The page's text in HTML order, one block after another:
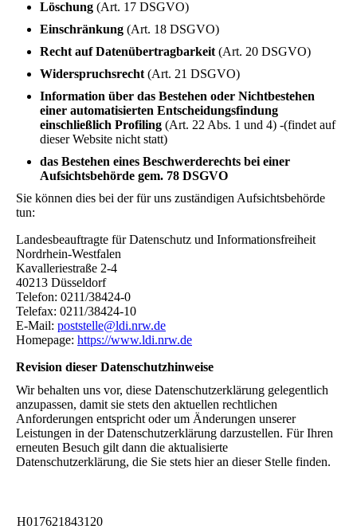
Löschung (Art. 17 DSGVO)
Einschränkung (Art. 18 DSGVO)
Recht auf Datenübertragbarkeit (Art. 20 DSGVO)
Widerspruchsrecht (Art. 21 DSGVO)
Information über das Bestehen oder Nichtbestehen
einer automatisierten Entscheidungsfindung
einschließlich Profiling (Art. 22 Abs. 1 und 4) -(findet auf
dieser Website nicht statt)
das Bestehen eines Beschwerderechts bei einer
Aufsichtsbehörde gem. 78 DSGVO
Sie können dies bei der für uns zuständigen Aufsichtsbehörde
tun:
Landesbeauftragte für Datenschutz und Informationsfreiheit
Nordrhein-Westfalen
Kavalleriestraße 2-4
40213 Düsseldorf
Telefon: 0211/38424-0
Telefax: 0211/38424-10
E-Mail: poststelle@ldi.nrw.de
Homepage: https://www.ldi.nrw.de
Revision dieser Datenschutzhinweise
Wir behalten uns vor, diese Datenschutzerklärung gelegentlich
anzupassen, damit sie stets den aktuellen rechtlichen
Anforderungen entspricht oder um Änderungen unserer
Leistungen in der Datenschutzerklärung darzustellen. Für Ihren
erneuten Besuch gilt dann die aktualisierte
Datenschutzerklärung, die Sie stets hier an dieser Stelle finden.
H017621843120